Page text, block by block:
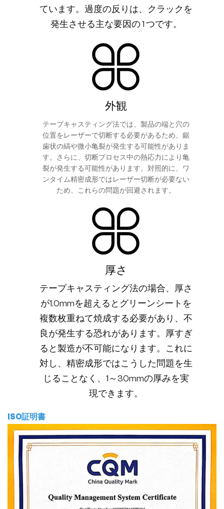
ています。過度の反りは、クラックを
発生させる主な要因の 1 つです。
外観
テープキャスティング法では、製品の端と穴の
位置をレーザーで切断する必要があるため、鋸
歯状の縞や微小亀裂が発生する可能性がありま
す。さらに、切断プロセス中の熱応力により亀
裂が発生する可能性があります。対照的に、ワ
ンタイム精密成形ではレーザー切断が必要ない
ため、これらの問題が回避されます。
厚さ
テープキャスティング法の場合、厚さ
が1.0mmを超えるとグリーンシートを
複数枚重ねて焼成する必要があり、不
良が発生する恐れがあります。厚すぎ
ると製造が不可能になります。これに
対し、精密成形ではこうした問題を生
じることなく、1～30mmの厚みを実
現できます。
ISO証明書